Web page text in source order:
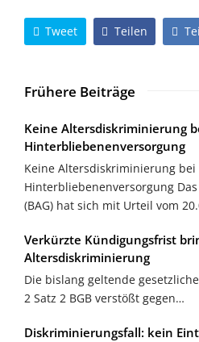
Tweet Teilen
Frühere Beiträge
Keine Altersdiskriminierung
Hinterbliebenenversorgung
Keine Altersdiskriminierung bei
Hinterbliebenenversorgung
(BAG) hat sich mit Urteil vom
Verkürzte Kündigungsfrist
Altersdiskriminierung
Die bislang geltende
2 Satz 2 BGB verstößt gegen…
Diskriminierungsfall: kein